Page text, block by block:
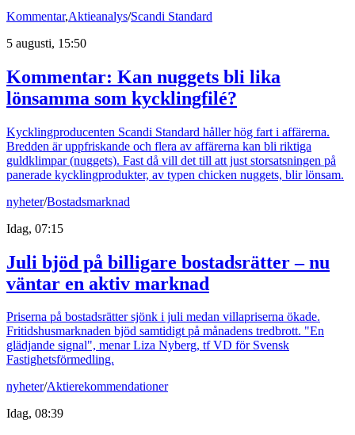
Kommentar,Aktieanalys/Scandi Standard
5 augusti, 15:50
Kommentar: Kan nuggets bli lika
lönsamma som kycklingfilé?
Kycklingproducenten Scandi Standard håller hög fart i affärerna.
Bredden är uppfriskande och flera av affärerna kan bli riktiga
guldklimpar (nuggets). Fast då vill det till att just storsatsningen på
panerade kycklingprodukter, av typen chicken nuggets, blir lönsam.
nyheter/Bostadsmarknad
Idag, 07:15
Juli bjöd på billigare bostadsrätter – nu
väntar en aktiv marknad
Priserna på bostadsrätter sjönk i juli medan villapriserna ökade.
Fritidshusmarknaden bjöd samtidigt på månadens tredbrott. "En
glädjande signal", menar Liza Nyberg, tf VD för Svensk
Fastighetsförmedling.
nyheter/Aktierekommendationer
Idag, 08:39